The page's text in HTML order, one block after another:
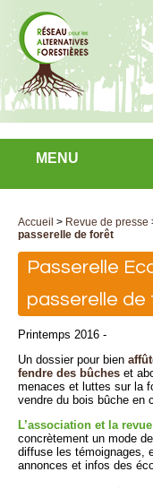
MENU
Accueil > Revue de presse
passerelle de forêt
Passerelle
passerelle de
Printemps 2016 -
Un dossier pour bien
fendre des bûches et
menaces et luttes sur la
vendre du bois bûche en
L’association et la
concrètement un mode
diffuse les témoignages,
annonces et infos des